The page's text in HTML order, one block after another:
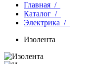
Главная /
Каталог /
Электрика /
Изолента